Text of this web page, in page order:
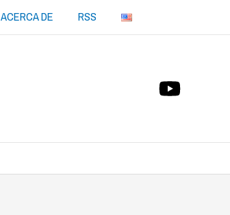
ACERCA DE RSS